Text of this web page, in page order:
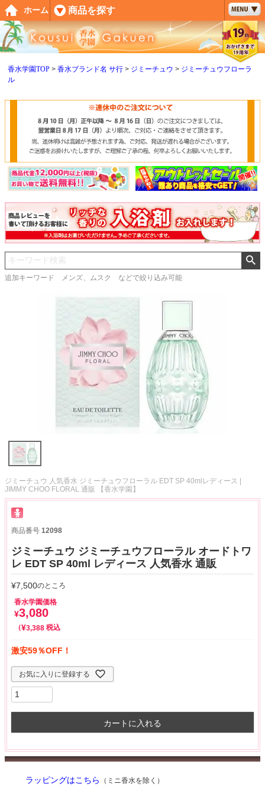
香水学園TOP 香水ブランド名 サ行 ジミーチュウ
ジミーチュウフローラ
ル
追加キーワード メンズ、ムスク などで絞り込み可能
ジミーチュウ 人気香水 ジミーチュウフローラル EDT SP 40mlレディース |
JIMMY CHOO FLORAL 通販 【香水学園】
商品番号 12098
ジミーチュウ ジミーチュウフローラル オードトワ
レ EDT SP 40ml レディース 人気香水 通販
¥7,500のところ
香水学園価格
¥3,080
¥3,388 税込
激安59％OFF！
お気に入りに登録する
カートに入れる
ラッピングはこちら （ミニ香水を除く）
ペー
ジト
ップ
へ
ホーム 商品を探す